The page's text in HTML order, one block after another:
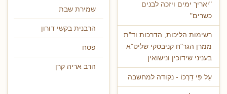
"יאריך ימים ויזכה לבנים
כשרים"
רשימות הליכות, הדרכות וד"ת
ממרן הגר"ח קניבסקי שליט"א
בעניני שידוכין ונישואין
עַל פִּי דַרְכּוֹ - נקודה למחשבה
שמירת שבת
הרבנית בקשי דורון
פסח
הרב אריה קרן